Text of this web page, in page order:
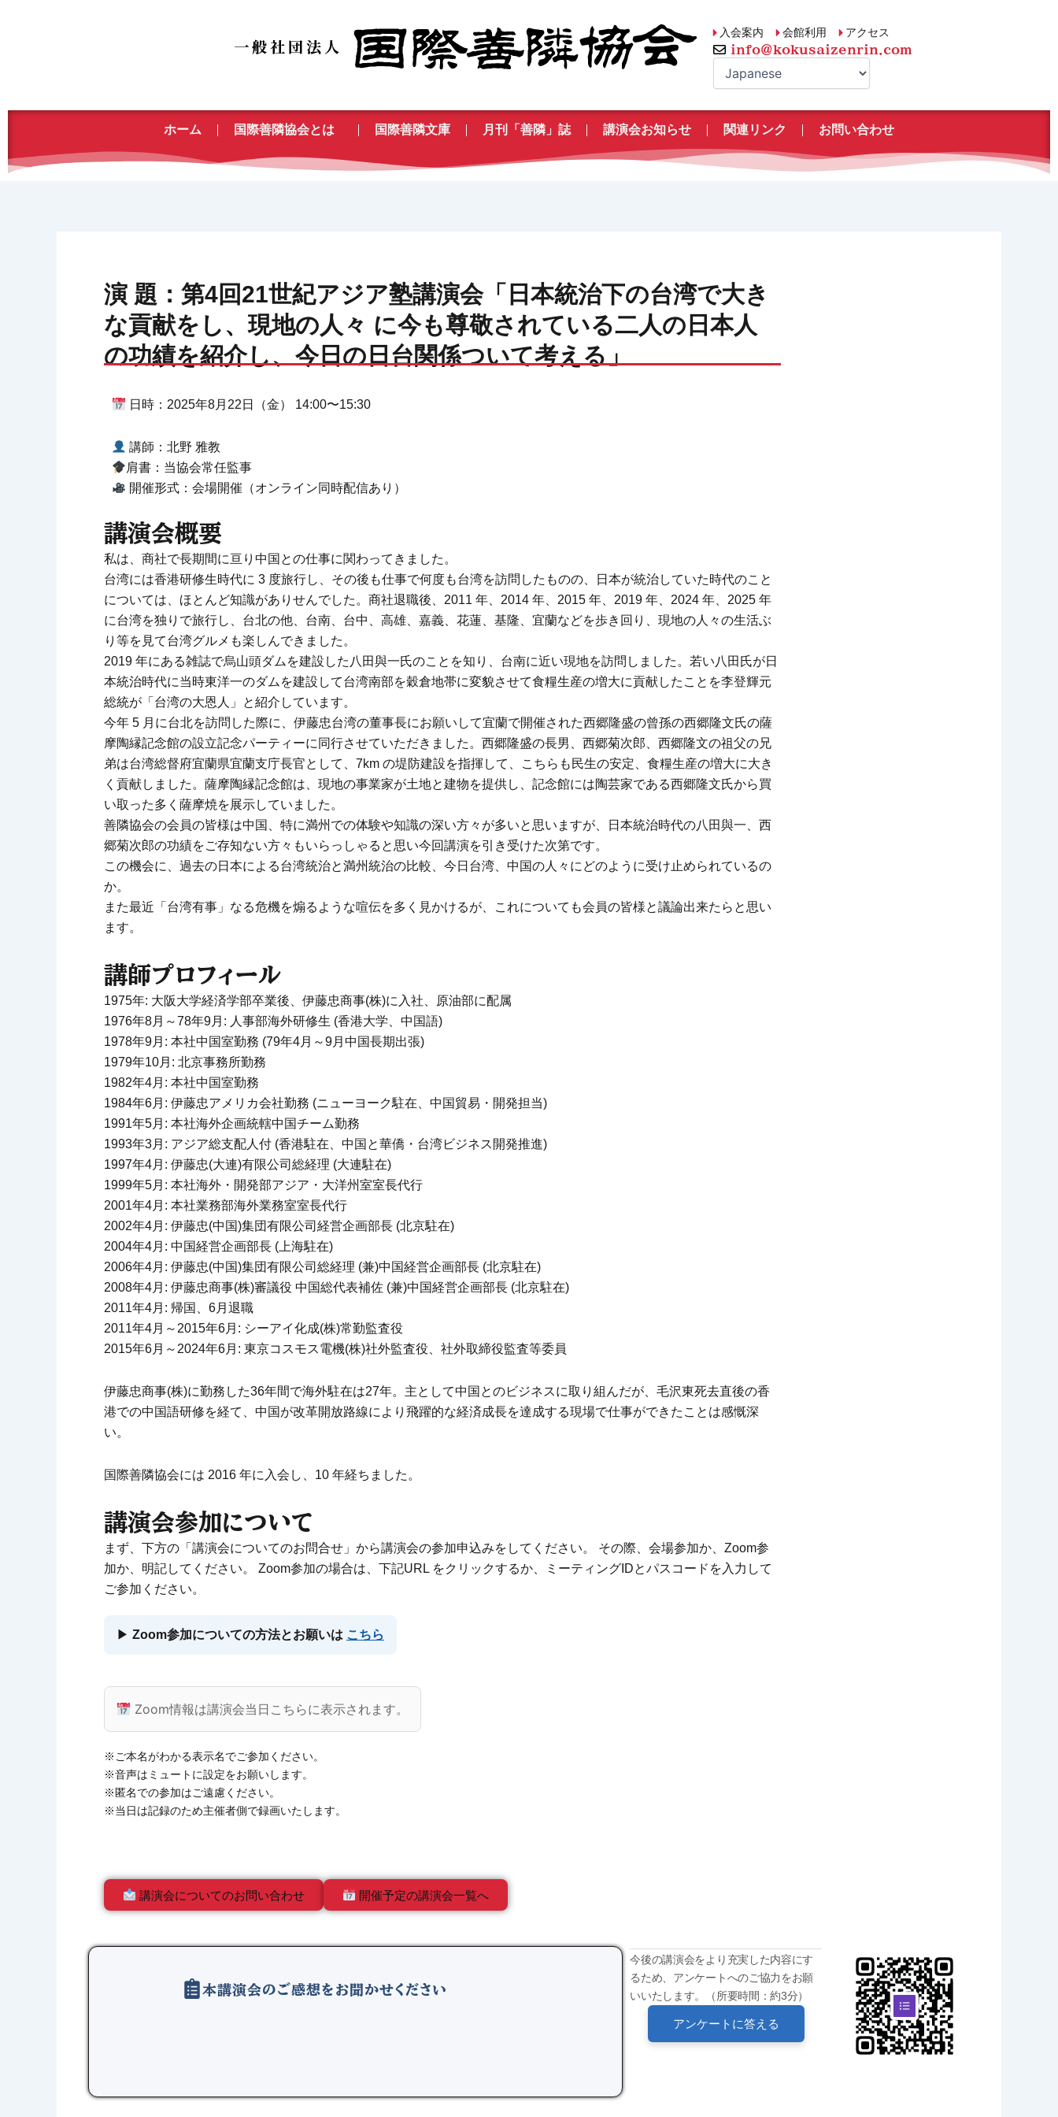
ッ
入会案内 会館利用
アクセス
info@kokusaizenrin.com
ホーム 国際善隣協会とは 国際善隣文庫 月刊「善隣」誌 講演会お知らせ 関連リンク お問い合わせ
演 題：第4回21世紀アジア塾講演会「日本統治下の台湾で大き
な貢献をし、現地の人々 に今も尊敬されている二人の日本人
の功績を紹介し、今日の日台関係ついて考える」
日時：2025年8月22日（金） 14:00〜15:30
講師：北野 雅教
肩書：当協会常任監事
開催形式：会場開催（オンライン同時配信あり）
講演会概要
私は、商社で長期間に亘り中国との仕事に関わってきました。
台湾には香港研修生時代に 3 度旅行し、その後も仕事で何度も台湾を訪問したものの、日本が統治していた時代のこと
については、ほとんど知識がありせんでした。商社退職後、2011 年、2014 年、2015 年、2019 年、2024 年、2025 年
に台湾を独りで旅行し、台北の他、台南、台中、高雄、嘉義、花蓮、基隆、宜蘭などを歩き回り、現地の人々の生活ぶ
り等を見て台湾グルメも楽しんできました。
2019 年にある雑誌で烏山頭ダムを建設した八田與一氏のことを知り、台南に近い現地を訪問しました。若い八田氏が日
本統治時代に当時東洋一のダムを建設して台湾南部を穀倉地帯に変貌させて食糧生産の増大に貢献したことを李登輝元
総統が「台湾の大恩人」と紹介しています。
今年 5 月に台北を訪問した際に、伊藤忠台湾の董事長にお願いして宜蘭で開催された西郷隆盛の曾孫の西郷隆文氏の薩
摩陶縁記念館の設立記念パーティーに同行させていただきました。西郷隆盛の長男、西郷菊次郎、西郷隆文の祖父の兄
弟は台湾総督府宜蘭県宜蘭支庁長官として、7km の堤防建設を指揮して、こちらも民生の安定、食糧生産の増大に大き
く貢献しました。薩摩陶縁記念館は、現地の事業家が土地と建物を提供し、記念館には陶芸家である西郷隆文氏から買
い取った多く薩摩焼を展示していました。
善隣協会の会員の皆様は中国、特に満州での体験や知識の深い方々が多いと思いますが、日本統治時代の八田與一、西
郷菊次郎の功績をご存知ない方々もいらっしゃると思い今回講演を引き受けた次第です。
この機会に、過去の日本による台湾統治と満州統治の比較、今日台湾、中国の人々にどのように受け止められているの
か。
また最近「台湾有事」なる危機を煽るような喧伝を多く見かけるが、これについても会員の皆様と議論出来たらと思い
ます。
講師プロフィール
1975年: 大阪大学経済学部卒業後、伊藤忠商事(株)に入社、原油部に配属
1976年8月～78年9月: 人事部海外研修生 (香港大学、中国語)
1978年9月: 本社中国室勤務 (79年4月～9月中国長期出張)
1979年10月: 北京事務所勤務
1982年4月: 本社中国室勤務
1984年6月: 伊藤忠アメリカ会社勤務 (ニューヨーク駐在、中国貿易・開発担当)
1991年5月: 本社海外企画統轄中国チーム勤務
1993年3月: アジア総支配人付 (香港駐在、中国と華僑・台湾ビジネス開発推進)
1997年4月: 伊藤忠(大連)有限公司総経理 (大連駐在)
1999年5月: 本社海外・開発部アジア・大洋州室室長代行
2001年4月: 本社業務部海外業務室室長代行
2002年4月: 伊藤忠(中国)集団有限公司経営企画部長 (北京駐在)
2004年4月: 中国経営企画部長 (上海駐在)
2006年4月: 伊藤忠(中国)集団有限公司総経理 (兼)中国経営企画部長 (北京駐在)
2008年4月: 伊藤忠商事(株)審議役 中国総代表補佐 (兼)中国経営企画部長 (北京駐在)
2011年4月: 帰国、6月退職
2011年4月～2015年6月: シーアイ化成(株)常勤監査役
2015年6月～2024年6月: 東京コスモス電機(株)社外監査役、社外取締役監査等委員
伊藤忠商事(株)に勤務した36年間で海外駐在は27年。主として中国とのビジネスに取り組んだが、毛沢東死去直後の香
港での中国語研修を経て、中国が改革開放路線により飛躍的な経済成長を達成する現場で仕事ができたことは感慨深
い。
国際善隣協会には 2016 年に入会し、10 年経ちました。
講演会参加について
まず、下方の「講演会についてのお問合せ」から講演会の参加申込みをしてください。 その際、会場参加か、Zoom参
加か、明記してください。 Zoom参加の場合は、下記URL をクリックするか、ミーティングIDとパスコードを入力して
ご参加ください。
▶ Zoom参加についての方法とお願いは こちら
Zoom情報は講演会当日こちらに表示されます。
※ご本名がわかる表示名でご参加ください。
※音声はミュートに設定をお願いします。
※匿名での参加はご遠慮ください。
※当日は記録のため主催者側で録画いたします。
講演会についてのお問い合わせ 開催予定の講演会一覧へ
本講演会のご感想をお聞かせください
今後の講演会をより充実した内容にす
るため、アンケートへのご協力をお願
いいたします。（所要時間：約3分）
アンケートに答える